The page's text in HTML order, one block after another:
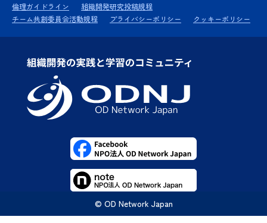
倫理ガイドライン
組織開発研究投稿規程
チーム共創委員会活動規程
プライバシーポリシー クッキーポリシー
© OD Network Japan